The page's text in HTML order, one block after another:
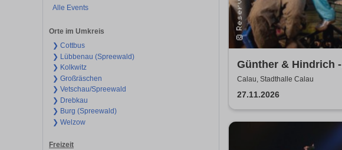
Alle Events
Orte im Umkreis
❯ Cottbus
❯ Lübbenau (Spreewald)
❯ Kolkwitz
❯ Großräschen
❯ Vetschau/Spreewald
❯ Drebkau
❯ Burg (Spreewald)
❯ Welzow
Freizeit
Günther & Hindrich -
SIMPLYunkloar
Calau, Stadthalle Calau
27.11.2026